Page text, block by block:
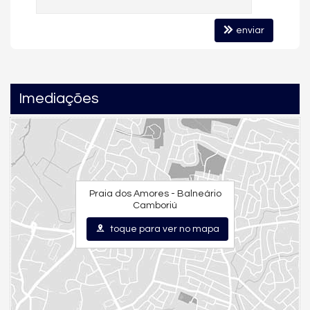
Salas de jogos
Brinquedoteca e espaço kids
Playground
Lounge com pergolado
Terraço descoberto
Portaria eletrônica
Medidores individuais de água, luz e gás
Sistema de reaproveitamento de água
enviar
Imediações
Praia dos Amores - Balneário
Camboriú
toque para ver no mapa